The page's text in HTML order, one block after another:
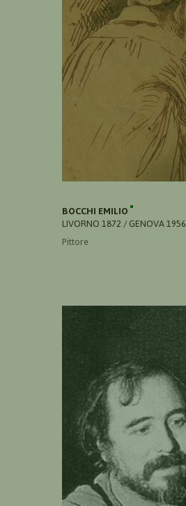
BOCCHI EMILIO
LIVORNO 1872 / GENOVA 1956
Pittore